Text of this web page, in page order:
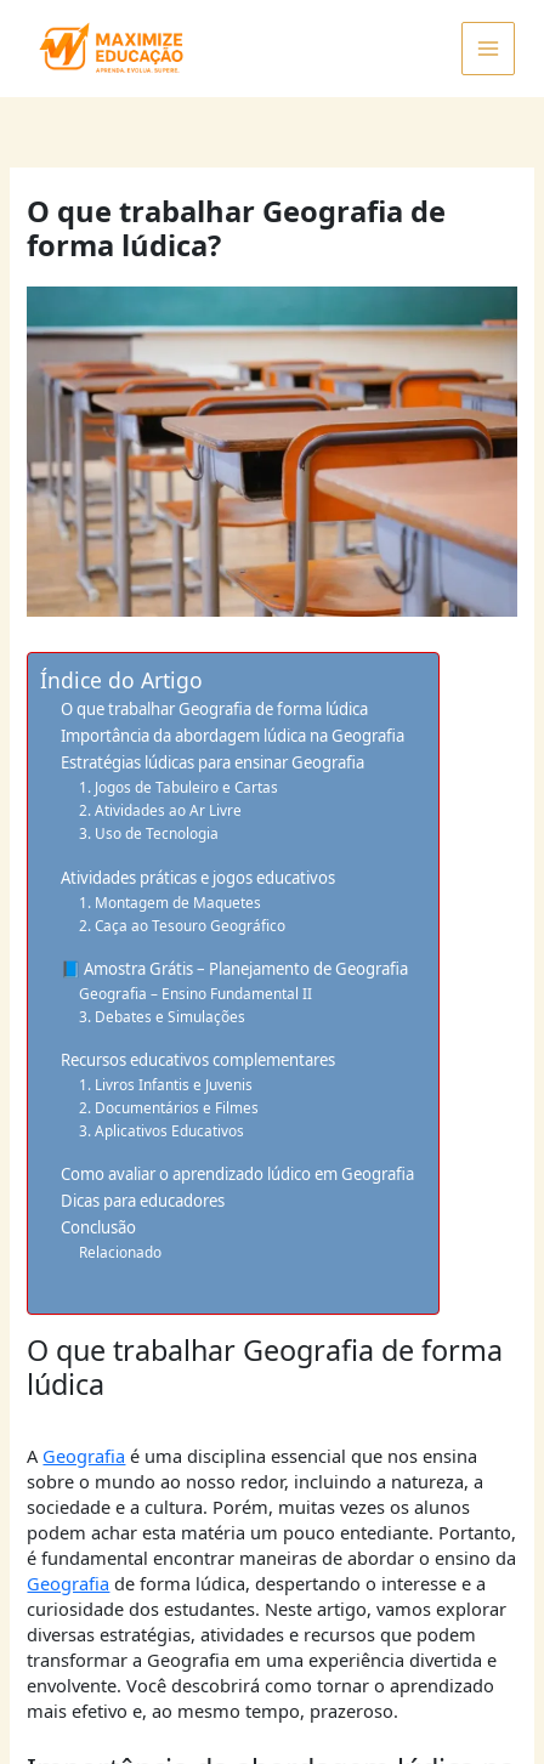
O que trabalhar Geografia de
forma lúdica?
Índice do Artigo
O que trabalhar Geografia de forma lúdica
Importância da abordagem lúdica na Geografia
Estratégias lúdicas para ensinar Geografia
1. Jogos de Tabuleiro e Cartas
2. Atividades ao Ar Livre
3. Uso de Tecnologia
Atividades práticas e jogos educativos
1. Montagem de Maquetes
2. Caça ao Tesouro Geográfico
📘 Amostra Grátis – Planejamento de Geografia
Geografia – Ensino Fundamental II
3. Debates e Simulações
Recursos educativos complementares
1. Livros Infantis e Juvenis
2. Documentários e Filmes
3. Aplicativos Educativos
Como avaliar o aprendizado lúdico em Geografia
Dicas para educadores
Conclusão
Relacionado
O que trabalhar Geografia de forma
lúdica
A Geografia é uma disciplina essencial que nos ensina
sobre o mundo ao nosso redor, incluindo a natureza, a
sociedade e a cultura. Porém, muitas vezes os alunos
podem achar esta matéria um pouco entediante. Portanto,
é fundamental encontrar maneiras de abordar o ensino da
Geografia de forma lúdica, despertando o interesse e a
curiosidade dos estudantes. Neste artigo, vamos explorar
diversas estratégias, atividades e recursos que podem
transformar a Geografia em uma experiência divertida e
envolvente. Você descobrirá como tornar o aprendizado
mais efetivo e, ao mesmo tempo, prazeroso.